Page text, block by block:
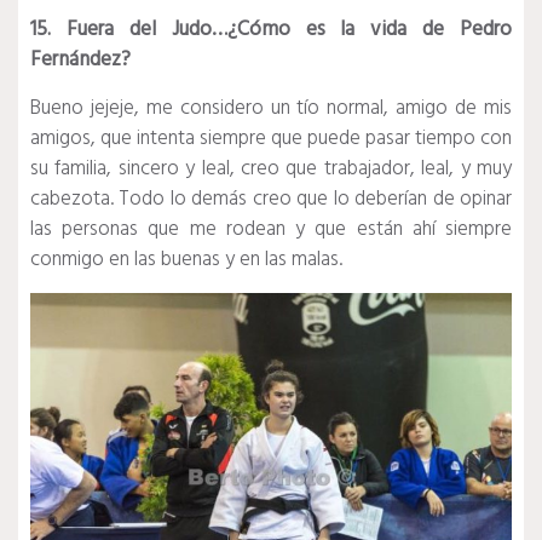
15. Fuera del Judo…¿Cómo es la vida de Pedro
Fernández?
Bueno jejeje, me considero un tío normal, amigo de mis
amigos, que intenta siempre que puede pasar tiempo con
su familia, sincero y leal, creo que trabajador, leal, y muy
cabezota. Todo lo demás creo que lo deberían de opinar
las personas que me rodean y que están ahí siempre
conmigo en las buenas y en las malas.